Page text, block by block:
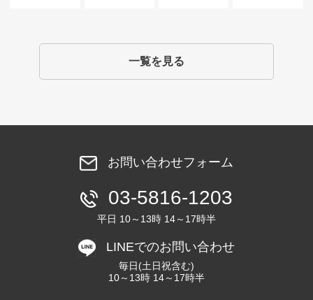
一覧を見る
お問い合わせフォーム
03-5816-1203
平日 10～13時 14～17時半
LINEでのお問い合わせ
毎日(土日祝含む)
10～13時 14～17時半